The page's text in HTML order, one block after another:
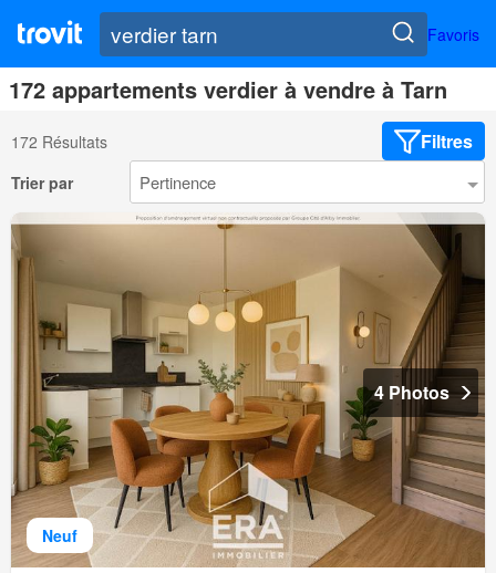
Favoris
172 appartements verdier à vendre à Tarn
172 Résultats Filtres
Trier par
Neuf
4 Photos